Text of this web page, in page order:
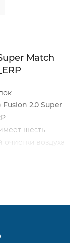
Match
Fusion 2.0 Super
шесть
воздуха
Полезная
осушение /